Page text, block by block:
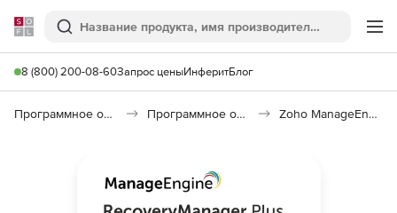
Softline
Поиск
8 (800) 200-08-60Запрос ценыИнферитБлог
Программное обеспечение для работы с файлами и дисками Программное обеспечение для резервного копирования Zoho ManageEngine RecoveryManager Plus